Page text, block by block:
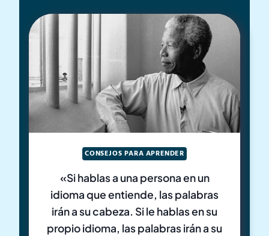
CONSEJOS PARA APRENDER
«Si hablas a una persona en un
idioma que entiende, las palabras
irán a su cabeza. Si le hablas en su
propio idioma, las palabras irán a su